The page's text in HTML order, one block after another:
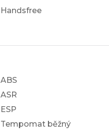
Handsfree
ABS
ASR
ESP
Tempomat běžný